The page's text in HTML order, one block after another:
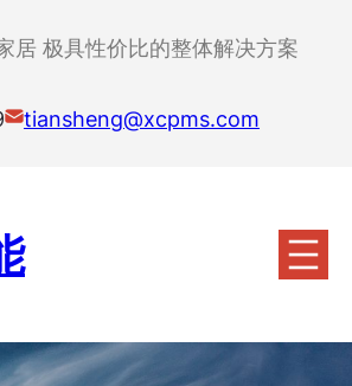
居 极具性价比的整体解决方案
tiansheng@xcpms.com